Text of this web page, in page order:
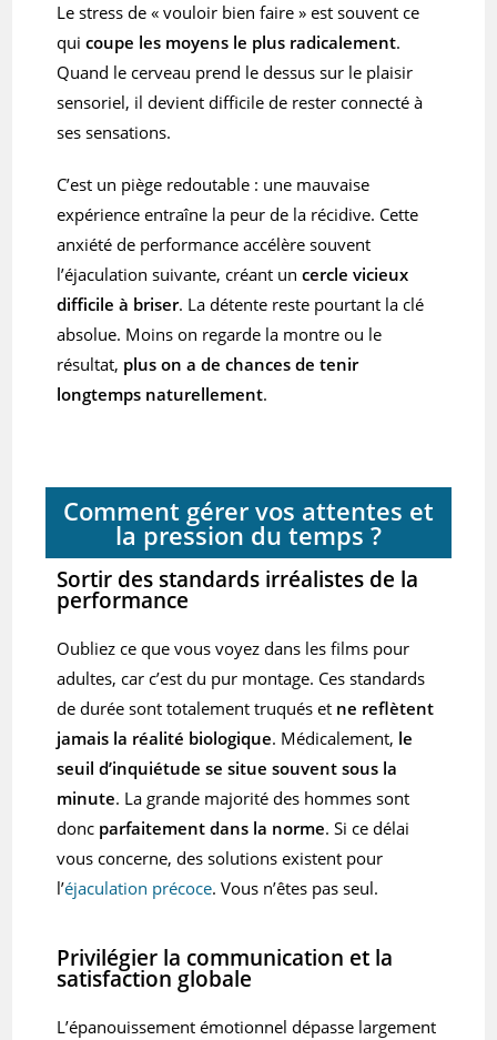
Le stress de « vouloir bien faire » est souvent ce
quicoupe les moyens le plus radicalement.
Quand le cerveau prend le dessus sur le plaisir
sensoriel, il devient difficile de rester connecté à
ses sensations.
C’est un piège redoutable : une mauvaise
expérience entraîne la peur de la récidive. Cette
anxiété de performance accélère souvent
l’éjaculation suivante, créant uncercle vicieux
difficile à briser. La détente reste pourtant la clé
absolue. Moins on regarde la montre ou le
résultat, plus on a de chances de tenir
longtemps naturellement.
Comment gérer vos attentes et
la pression du temps ?
Sortir des standards irréalistes de la
performance
Oubliez ce que vous voyez dans les films pour
adultes, car c’est du pur montage. Ces standards
de durée sont totalement truqués et ne reflètent
jamais la réalité biologique. Médicalement, le
seuil d’inquiétude se situe souvent sous la
minute. La grande majorité des hommes sont
donc parfaitement dans la norme. Si ce délai
vous concerne, des solutions existent pour
l’éjaculation précoce. Vous n’êtes pas seul.
Privilégier la communication et la
satisfaction globale
L’épanouissement émotionnel dépasse largement